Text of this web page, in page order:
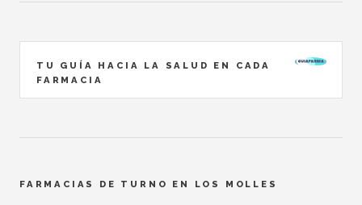
TU GUÍA HACIA LA SALUD EN CADA
FARMACIA
FARMACIAS DE TURNO EN LOS MOLLES